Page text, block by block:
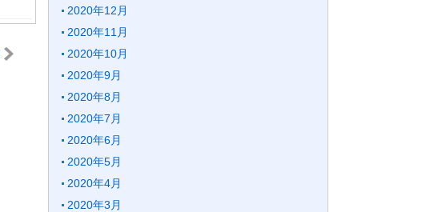
2020年12月
2020年11月
2020年10月
2020年9月
2020年8月
2020年7月
2020年6月
2020年5月
2020年4月
2020年3月